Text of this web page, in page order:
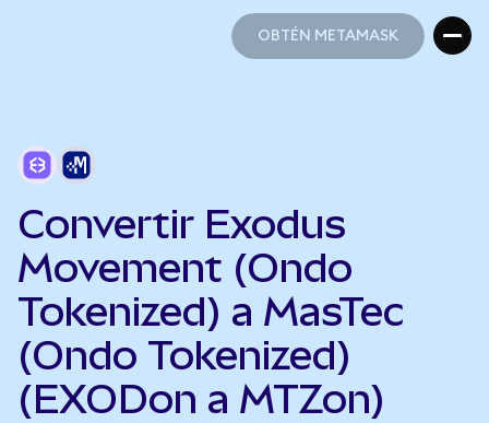
OBTÉN METAMASK
Convertir Exodus
Movement (Ondo
Tokenized) a MasTec
(Ondo Tokenized)
(EXODon a MTZon)